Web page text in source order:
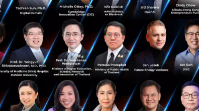
T800 หุ่นยนต์ฮิวแมนนอยด์สายกังฟูจากจีน
อมสเปกสุดล้ำ แบตเตอรี่ Solid-state และชิป NVIDIA
ยงานอุตสาหกรรมและ Mass Production ปี 2026...
24, 2025| ByTechsauce Team
T800 NVIDIA EngineAI Robotics